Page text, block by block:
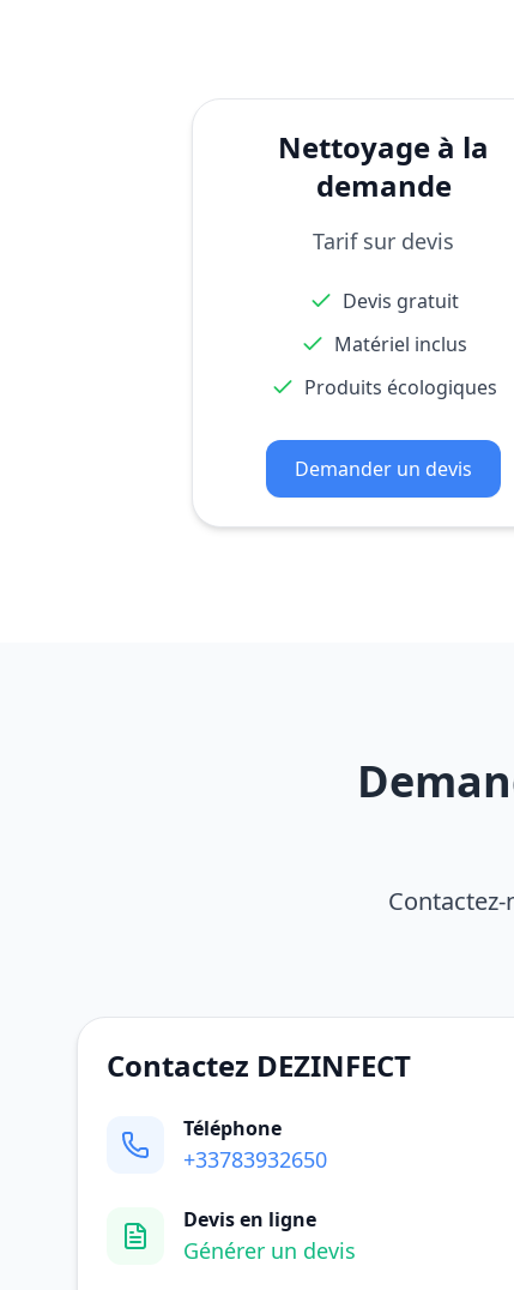
Nettoyage à la
demande
Tarif sur devis
Devis gratuit
Matériel inclus
Produits écologiques
Demander un devis
Contactez DEZINFECT
Téléphone
+33783932650
Devis en ligne
Générer un devis